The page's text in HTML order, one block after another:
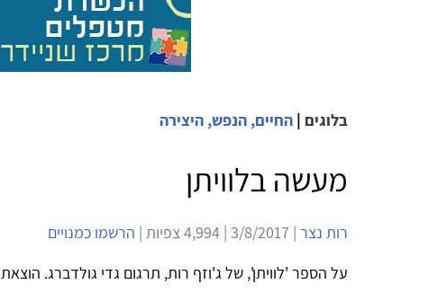
בלוגים | החיים, הנפש, היצירה
מעשה בלוויתן
רות נצר | 3/8/2017 | 4,994 צפיות |
הרשמו כמנויים
על הספר 'לוויתן', של ג'וזף רות, תרגום גדי גולדברג. הוצאת